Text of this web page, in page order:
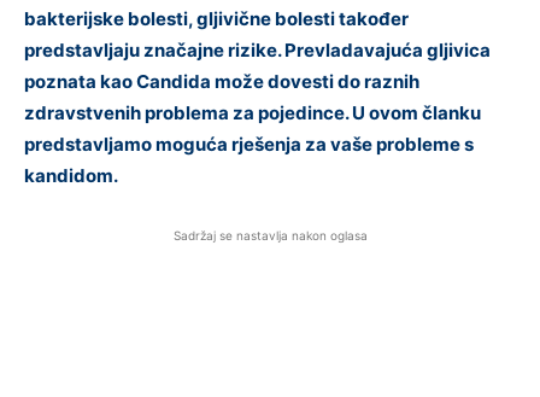
bakterijske bolesti, gljivične bolesti također
predstavljaju značajne rizike. Prevladavajuća gljivica
poznata kao Candida može dovesti do raznih
zdravstvenih problema za pojedince. U ovom članku
predstavljamo moguća rješenja za vaše probleme s
kandidom.
Sadržaj se nastavlja nakon oglasa